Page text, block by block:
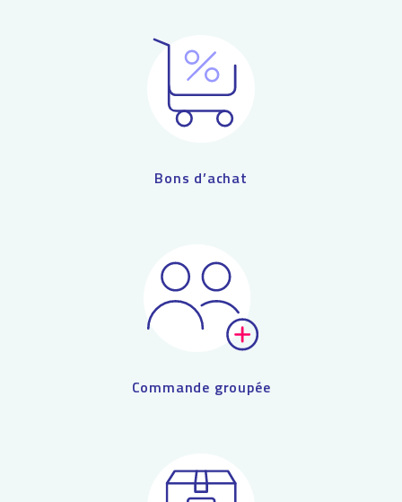
Bons d’achat
Commande groupée